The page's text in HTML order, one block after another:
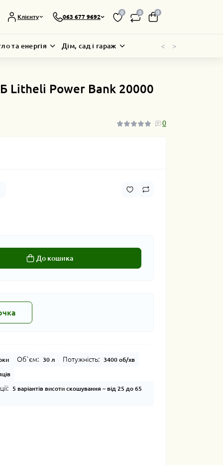
Клієнту 063 677 9692
0 0 0
та енергія Дім, сад і гараж < >
Litheli Power Bank 20000
0
До кошика
Об`єм: 30 л Потужність: 3400 об/хв
5 варіантів висоти скошування – від 25 до 65